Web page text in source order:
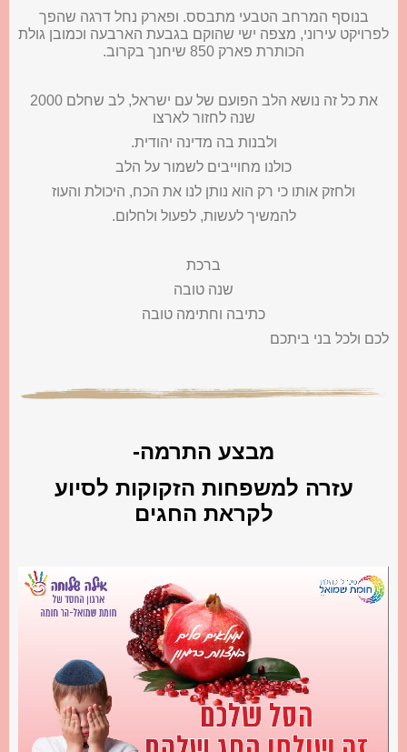
בנוסף המרחב הטבעי מתבסס. ופארק נחל דרגה שהפך
לפרויקט עירוני, מצפה ישי שהוקם בגבעת הארבעה וכמובן גולת
הכותרת פארק 850 שיחנך בקרוב.
את כל זה נושא הלב הפועם של עם ישראל, לב שחלם 2000
שנה לחזור לארצו
ולבנות בה מדינה יהודית.
כולנו מחוייבים לשמור על הלב
ולחזק אותו כי רק הוא נותן לנו את הכח, היכולת והעוז
להמשיך לעשות, לפעול ולחלום.
ברכת
שנה טובה
כתיבה וחתימה טובה
לכם ולכל בני ביתכם
מבצע התרמה-
עזרה למשפחות הזקוקות לסיוע
לקראת החגים